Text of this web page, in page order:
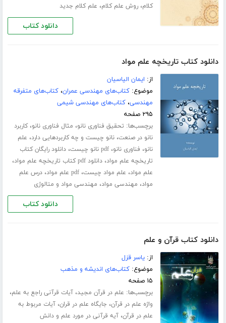
کلام،روش علم کلام، علم کلام جدید
دانلود کتاب
دانلود کتاب تاریخچه علم مواد
از: ایمان الیاسیان
موضوع:کتاب‌های مهندسی عمران،کتاب‌های متفرقه
مهندسی،کتاب‌های مهندسی شیمی
۲۹۵ صفحه
برچسب‌ها: تحقیق فناوری نانو، مثال فناوری نانو،کاربرد
نانو در صنعت،نانو چیست و چه کاربردهایی دارد، علم
نانو، فناوری نانو،pdf نانو چیست ،دانلود رایگان کتاب
تاریخچه علم مواد،دانلود pdf کتاب تاریخچه علم مواد ،
علم مواد، علم مواد چیست،pdf علم مواد ،درس علم
مواد، مهندسی مواد، مهندسی مواد و متالوژی
دانلود کتاب
دانلود کتاب قرآن و علم
از:یاسر قزل
موضوع:کتاب‌های اندیشه و مذهب
۱۵ صفحه
برچسب‌ها: علم در قرآن مجید،آیات قرآنی راجع به علم،
واژه علم در قرآن، جایگاه علم در قران،آیات مربوط به
علم در قرآن،آیه قرآنی در مورد علم و دانش